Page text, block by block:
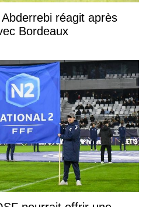
réagit après
Bordeaux